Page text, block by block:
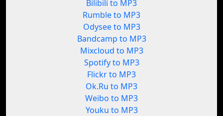
Bilibili to MP3
Rumble to MP3
Odysee to MP3
Bandcamp to MP3
Mixcloud to MP3
Spotify to MP3
Flickr to MP3
Ok.Ru to MP3
Weibo to MP3
Youku to MP3